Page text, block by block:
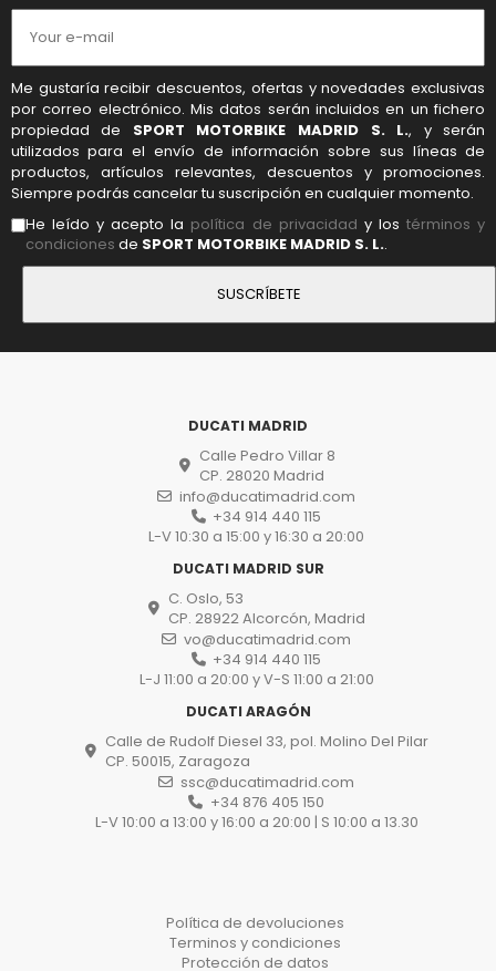
Me gustaría recibir descuentos, ofertas y novedades exclusivas
por correo electrónico. Mis datos serán incluidos en un fichero
propiedad de SPORT MOTORBIKE MADRID S. L., y serán
utilizados para el envío de información sobre sus líneas de
productos, artículos relevantes, descuentos y promociones.
Siempre podrás cancelar tu suscripción en cualquier momento.
He leído y acepto la política de privacidad y lostérminos y
condiciones de SPORT MOTORBIKE MADRID S. L..
DUCATI MADRID
Calle Pedro Villar 8
CP. 28020 Madrid
info@ducatimadrid.com
+34 914 440 115
L-V 10:30 a 15:00 y 16:30 a 20:00
DUCATI MADRID SUR
C. Oslo, 53
CP. 28922 Alcorcón, Madrid
vo@ducatimadrid.com
+34 914 440 115
L-J 11:00 a 20:00 y V-S 11:00 a 21:00
DUCATI ARAGÓN
Calle de Rudolf Diesel 33, pol. Molino Del Pilar
CP. 50015, Zaragoza
ssc@ducatimadrid.com
+34 876 405 150
L-V 10:00 a 13:00 y 16:00 a 20:00 | S 10:00 a 13.30
Política de devoluciones
Terminos y condiciones
Protección de datos